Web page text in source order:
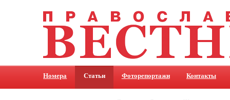
Номера Статьи Фоторепортажи Контакты